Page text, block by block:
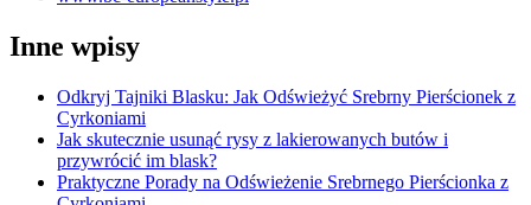
Inne wpisy
Odkryj Tajniki Blasku: Jak Odświeżyć Srebrny Pierścionek z
Cyrkoniami
Jak skutecznie usunąć rysy z lakierowanych butów i
przywrócić im blask?
Praktyczne Porady na Odświeżenie Srebrnego Pierścionka z